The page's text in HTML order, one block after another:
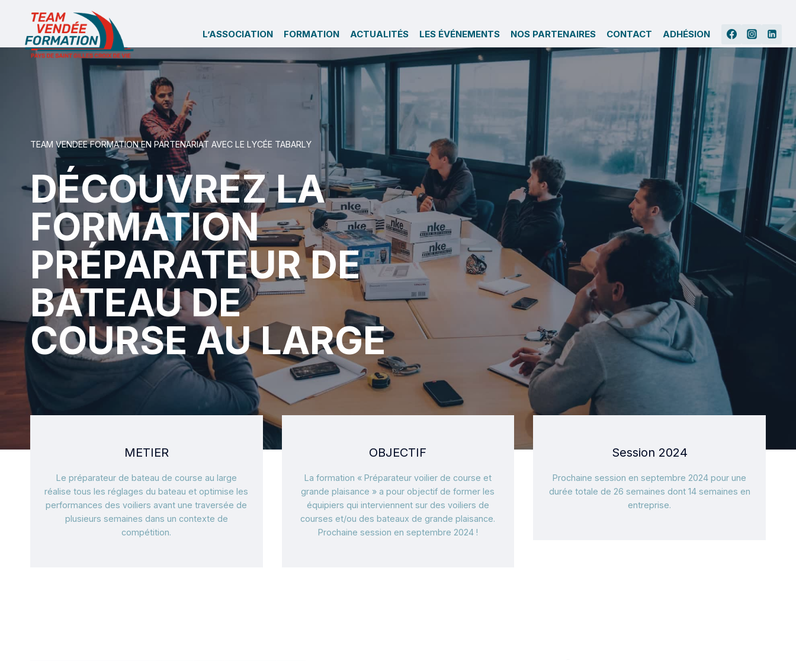
contenu
L’ASSOCIATION FORMATION ACTUALITÉS LES ÉVÉNEMENTS NOS PARTENAIRES CONTACT ADHÉSION
TEAM VENDEE FORMATION EN PARTENARIAT AVEC LE LYCÉE TABARLY
DÉCOUVREZ LA
FORMATION
PRÉPARATEUR DE
BATEAU DE
COURSE AU LARGE
METIER
Le préparateur de bateau de course au large
réalise tous les réglages du bateau et optimise les
performances des voiliers avant une traversée de
plusieurs semaines dans un contexte de
compétition.
OBJECTIF
La formation « Préparateur voilier de course et
grande plaisance » a pour objectif de former les
équipiers qui interviennent sur des voiliers de
courses et/ou des bateaux de grande plaisance.
Prochaine session en septembre 2024 !
Session 2024
Prochaine session en septembre 2024 pour une
durée totale de 26 semaines dont 14 semaines en
entreprise.